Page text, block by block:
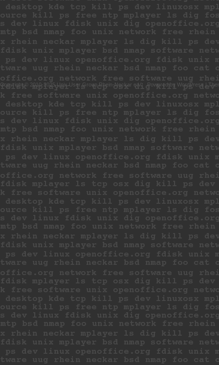
Copyright © 2010-2025 Unix User Group Rhein-Neckar e.V. Powered by WordPress |